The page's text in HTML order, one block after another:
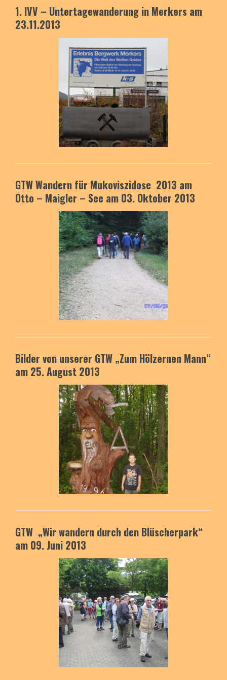
1. IVV – Untertagewanderung in Merkers am
23.11.2013
GTW Wandern für Mukoviszidose 2013 am
Otto – Maigler – See am 03. Oktober 2013
Bilder von unserer GTW „Zum Hölzernen Mann“
am 25. August 2013
GTW „Wir wandern durch den Blüscherpark“
am 09. Juni 2013